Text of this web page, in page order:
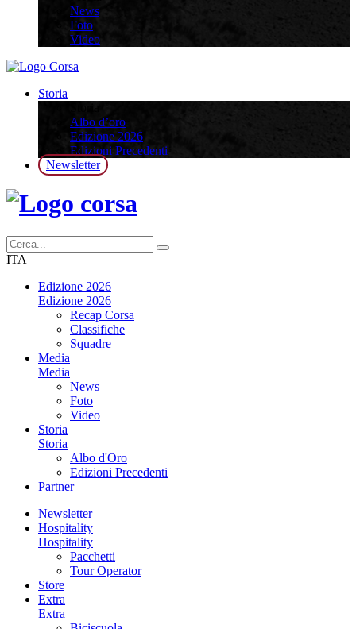
News
Foto
Video
Storia
Albo d’oro
Edizione 2026
Edizioni Precedenti
Newsletter
ITA
Edizione 2026
Edizione 2026
Recap Corsa
Classifiche
Squadre
Media
Media
News
Foto
Video
Storia
Storia
Albo d'Oro
Edizioni Precedenti
Partner
Newsletter
Hospitality
Hospitality
Pacchetti
Tour Operator
Store
Extra
Extra